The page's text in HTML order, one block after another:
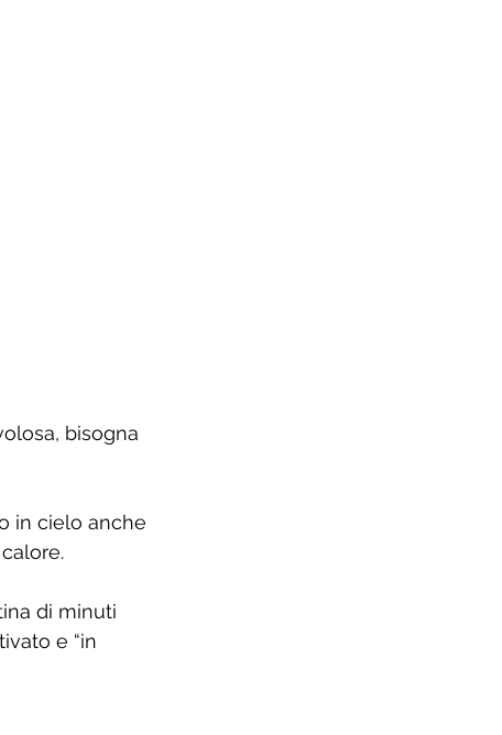
bisogna
in cielo anche
di minuti
e “in